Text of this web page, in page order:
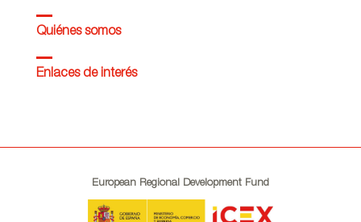
Quiénes somos
Enlaces de interés
European Regional Development Fund